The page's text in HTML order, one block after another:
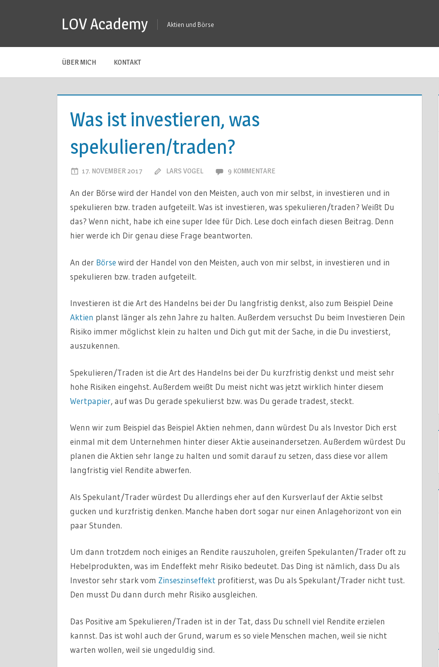
LOV Academy Aktien und Börse
ÜBER MICH KONTAKT
Was ist investieren, was
spekulieren/traden?
17. NOVEMBER 2017 LARS VOGEL 9 KOMMENTARE
An der Börse wird der Handel von den Meisten, auch von mir selbst, in investieren und in
spekulieren bzw. traden aufgeteilt. Was ist investieren, was spekulieren/traden? Weißt Du
das? Wenn nicht, habe ich eine super Idee für Dich. Lese doch einfach diesen Beitrag. Denn
hier werde ich Dir genau diese Frage beantworten.
An der Börse wird der Handel von den Meisten, auch von mir selbst, in investieren und in
spekulieren bzw. traden aufgeteilt.
Investieren ist die Art des Handelns bei der Du langfristig denkst, also zum Beispiel Deine
Aktien planst länger als zehn Jahre zu halten. Außerdem versuchst Du beim Investieren Dein
Risiko immer möglichst klein zu halten und Dich gut mit der Sache, in die Du investierst,
auszukennen.
Spekulieren/Traden ist die Art des Handelns bei der Du kurzfristig denkst und meist sehr
hohe Risiken eingehst. Außerdem weißt Du meist nicht was jetzt wirklich hinter diesem
Wertpapier, auf was Du gerade spekulierst bzw. was Du gerade tradest, steckt.
Wenn wir zum Beispiel das Beispiel Aktien nehmen, dann würdest Du als Investor Dich erst
einmal mit dem Unternehmen hinter dieser Aktie auseinandersetzen. Außerdem würdest Du
planen die Aktien sehr lange zu halten und somit darauf zu setzen, dass diese vor allem
langfristig viel Rendite abwerfen.
Als Spekulant/Trader würdest Du allerdings eher auf den Kursverlauf der Aktie selbst
gucken und kurzfristig denken. Manche haben dort sogar nur einen Anlagehorizont von ein
paar Stunden.
Um dann trotzdem noch einiges an Rendite rauszuholen, greifen Spekulanten/Trader oft zu
Hebelprodukten, was im Endeffekt mehr Risiko bedeutet. Das Ding ist nämlich, dass Du als
Investor sehr stark vom Zinseszinseffekt profitierst, was Du als Spekulant/Trader nicht tust.
Den musst Du dann durch mehr Risiko ausgleichen.
Das Positive am Spekulieren/Traden ist in der Tat, dass Du schnell viel Rendite erzielen
kannst. Das ist wohl auch der Grund, warum es so viele Menschen machen, weil sie nicht
warten wollen, weil sie ungeduldig sind.